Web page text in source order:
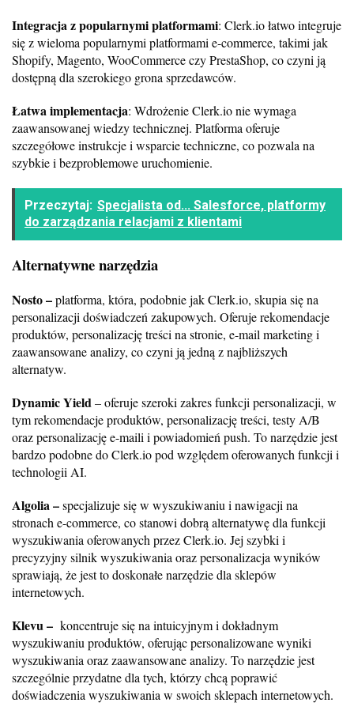
Integracja z popularnymi platformami: Clerk.io łatwo integruje
się z wieloma popularnymi platformami e-commerce, takimi jak
Shopify, Magento, WooCommerce czy PrestaShop, co czyni ją
dostępną dla szerokiego grona sprzedawców.
Łatwa implementacja: Wdrożenie Clerk.io nie wymaga
zaawansowanej wiedzy technicznej. Platforma oferuje
szczegółowe instrukcje i wsparcie techniczne, co pozwala na
szybkie i bezproblemowe uruchomienie.
Przeczytaj: Specjalista od... Salesforce, platformy
do zarządzania relacjami z klientami
Alternatywne narzędzia
Nosto –platforma, która, podobnie jak Clerk.io, skupia się na
personalizacji doświadczeń zakupowych. Oferuje rekomendacje
produktów, personalizację treści na stronie, e-mail marketing i
zaawansowane analizy, co czyni ją jedną z najbliższych
alternatyw.
Dynamic Yield– oferuje szeroki zakres funkcji personalizacji, w
tym rekomendacje produktów, personalizację treści, testy A/B
oraz personalizację e-maili i powiadomień push. To narzędzie jest
bardzo podobne do Clerk.io pod względem oferowanych funkcji i
technologii AI.
Algolia –specjalizuje się w wyszukiwaniu i nawigacji na
stronach e-commerce, co stanowi dobrą alternatywę dla funkcji
wyszukiwania oferowanych przez Clerk.io. Jej szybki i
precyzyjny silnik wyszukiwania oraz personalizacja wyników
sprawiają, że jest to doskonałe narzędzie dla sklepów
internetowych.
Klevu – koncentruje się na intuicyjnym i dokładnym
wyszukiwaniu produktów, oferując personalizowane wyniki
wyszukiwania oraz zaawansowane analizy. To narzędzie jest
szczególnie przydatne dla tych, którzy chcą poprawić
doświadczenia wyszukiwania w swoich sklepach internetowych.